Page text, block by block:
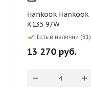
Hankook Hankook 245/40 R18 Ventus Prime4
K135 97W
Есть в наличии (81)
13 270 руб.